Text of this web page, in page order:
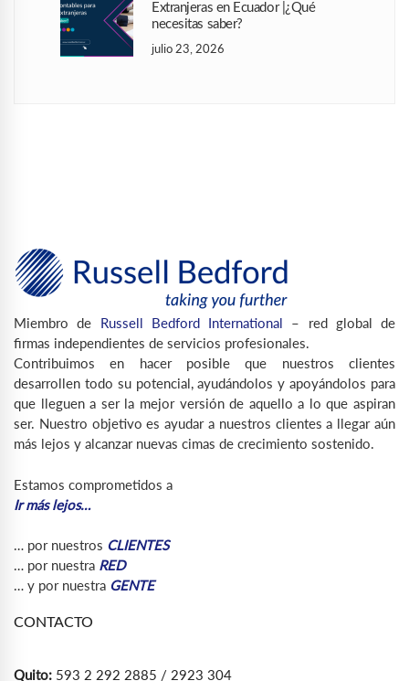
Extranjeras en Ecuador |¿Qué
necesitas saber?
julio 23, 2026
Miembro de Russell Bedford International – red global de
firmas independientes de servicios profesionales.
Contribuimos en hacer posible que nuestros clientes
desarrollen todo su potencial, ayudándolos y apoyándolos para
que lleguen a ser la mejor versión de aquello a lo que aspiran
ser. Nuestro objetivo es ayudar a nuestros clientes a llegar aún
más lejos y alcanzar nuevas cimas de crecimiento sostenido.
Estamos comprometidos a
Ir más lejos…
… por nuestros CLIENTES
… por nuestra RED
… y por nuestra GENTE
CONTACTO
Quito: 593 2 292 2885 / 2923 304